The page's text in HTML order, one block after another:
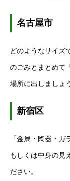
名古屋市
どのようなサイズ
のごみとまとめて
場所に出しましょ
新宿区
「金属・陶器・ガ
もしくは中身の見
ださい。